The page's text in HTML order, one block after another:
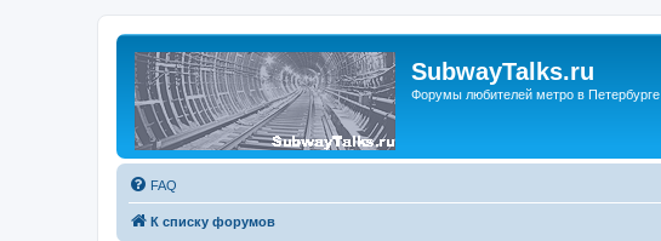
SubwayTalks.ru
Форумы любителей метро в Петербурге
FAQ
К списку форумов